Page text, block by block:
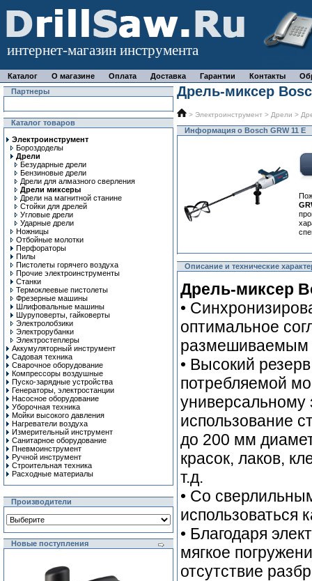
интернет-магазин инструмента
Каталог О магазине Оплата Доставка Гарантии Контакты
Партнеры
Каталог товаров
Электроинструмент
Бороздоделы
Дрели
Безударные дрели
Бензиновые дрели
Дрели для алмазного сверления
Дрели миксеры
Дрели на магнитной станине
Стойки для дрелей
Угловые дрели
Ударные дрели
Ножницы
Отбойные молотки
Перфораторы
Пилы
Пистолеты горячего воздуха
Прочие электроинструменты
Станки
Термоклеевые пистолеты
Фрезерные машины
Шлифовальные машины
Шуруповерты, гайковерты
Электролобзики
Электрорубанки
Электростеплеры
Аккумуляторный инструмент
Садовая техника
Сварочное оборудование
Компрессоры воздушные
Пуско-зарядные устройства
Генераторы, электростанции
Насосное оборудование
Уборочная техника
Мойки высокого давления
Нагреватели воздуха
Измерительный инструмент
Санитарное оборудование
Пневмоинструмент
Ручной инcтрумент
Строительная техника
Расходные материалы
Производители
Новые поступления
Дрель-миксер
> Электроинструмент > Дрели >
Информация о Bosch GRW 11 E
Описание и технические
Дрель-миксер
•
оптимальное
размешиваемым
• Высокий
потребляемой
универсальному
использование
до 200 мм
красок, лаков,
т.д.
• Со
использоваться
• Благодаря
мягкое
отсутствие